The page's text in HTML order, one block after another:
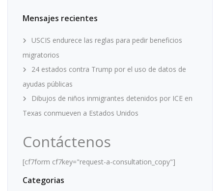
Mensajes recientes
USCIS endurece las reglas para pedir beneficios
migratorios
24 estados contra Trump por el uso de datos de
ayudas públicas
Dibujos de niños inmigrantes detenidos por ICE en
Texas conmueven a Estados Unidos
Contáctenos
[cf7form cf7key="request-a-consultation_copy"]
Categorias